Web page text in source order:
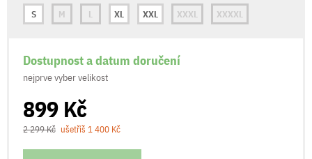
S
M L XL XXL XXXL XXXXL
Dostupnost a datum doručení
nejprve vyber velikost
899 Kč
2 299 Kč ušetříš 1 400 Kč